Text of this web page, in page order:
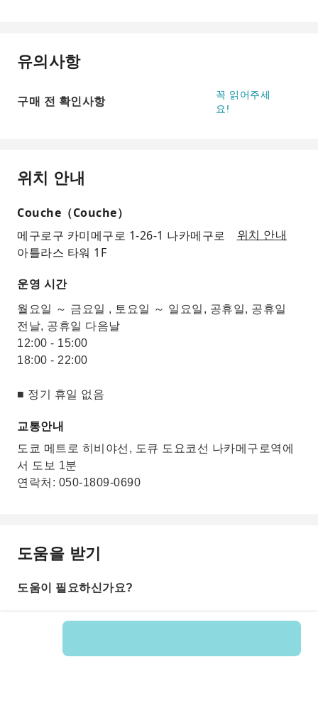
유의사항
구매 전 확인사항
꼭 읽어주세
요!
위치 안내
Couche（Couche）
메구로구 카미메구로 1-26-1 나카메구로
아틀라스 타워 1F
위치 안내
운영 시간
월요일 ～ 금요일 , 토요일 ～ 일요일, 공휴일, 공휴일
전날, 공휴일 다음날
12:00 - 15:00
18:00 - 22:00
■ 정기 휴일 없음
교통안내
도쿄 메트로 히비야선, 도큐 도요코선 나카메구로역에
서 도보 1분
연락처: 050-1809-0690
도움을 받기
도움이 필요하신가요?
상품 번호: 252717